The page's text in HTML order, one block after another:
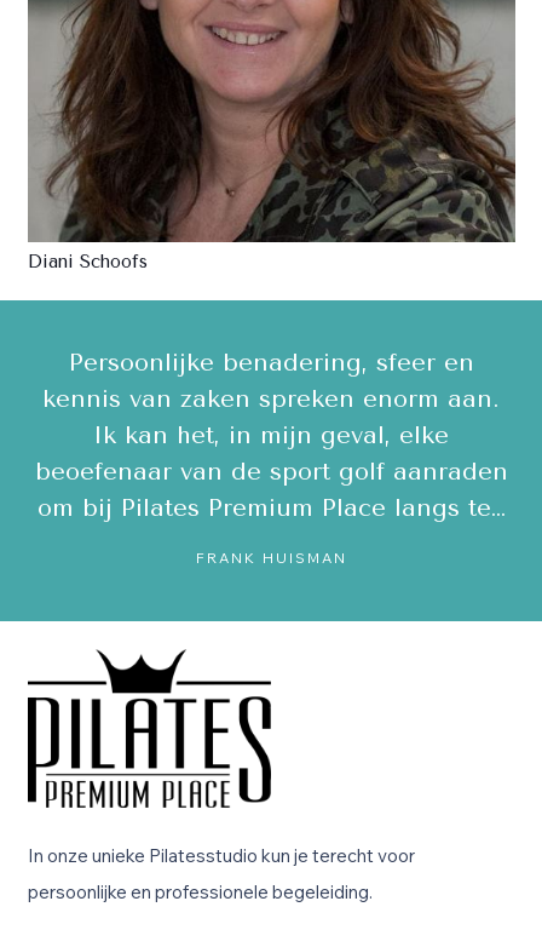
Diani Schoofs
Persoonlijke benadering, sfeer en
kennis van zaken spreken enorm aan.
Ik kan het, in mijn geval, elke
beoefenaar van de sport golf aanraden
om bij Pilates Premium Place langs te…
FRANK HUISMAN
In onze unieke Pilatesstudio kun je terecht voor
persoonlijke en professionele begeleiding.